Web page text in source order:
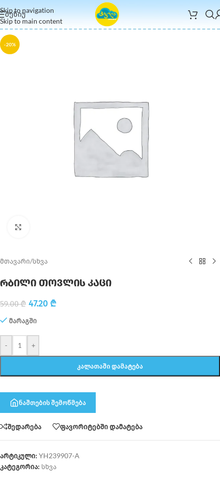
Skip to navigation
Skip to main content
ᲛᲔᲜᲘᲣ
-20%
მთავარი/სხვა
რბილი თოვლის კაცი
59.00₾ 47.20 ₾
მარაგში
- +
ᲙᲐᲚᲐᲗᲐᲨᲘ ᲓᲐᲛᲐᲢᲔᲑᲐ
ნაშთების შემოწმება
შედარება ფავორიტებში დამატება
არტიკული: YH239907-A
კატეგორია: სხვა